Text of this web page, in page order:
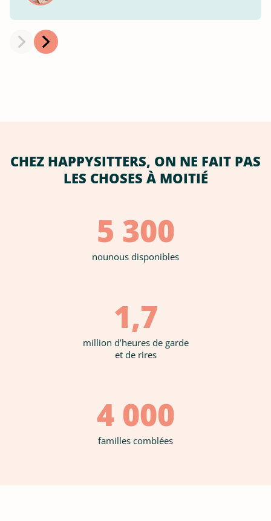
CHEZ HAPPYSITTERS, ON NE FAIT PAS
LES CHOSES À MOITIÉ
5 300
nounous disponibles
1,7
million d’heures de garde
et de rires
4 000
familles comblées